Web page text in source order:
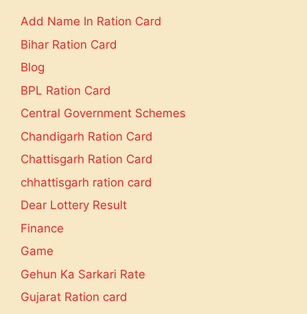
Add Name In Ration Card
Bihar Ration Card
Blog
BPL Ration Card
Central Government Schemes
Chandigarh Ration Card
Chattisgarh Ration Card
chhattisgarh ration card
Dear Lottery Result
Finance
Game
Gehun Ka Sarkari Rate
Gujarat Ration card